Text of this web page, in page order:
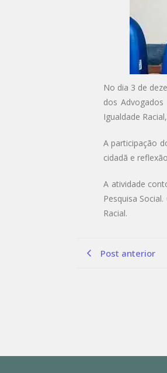
No dia 3 de
dos
Igualdade
A participação
cidadã e
A atividade
Pesquisa
Racial.
Post anterior